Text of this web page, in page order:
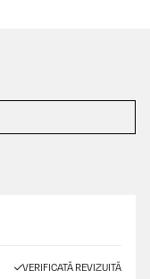
VERIFICATĂ REVIZUITĂ